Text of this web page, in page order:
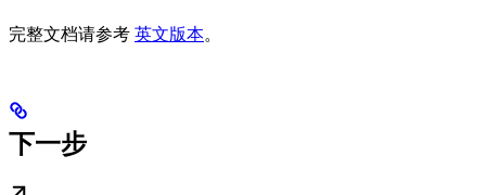
完整文档请参考 英文版本。
下一步